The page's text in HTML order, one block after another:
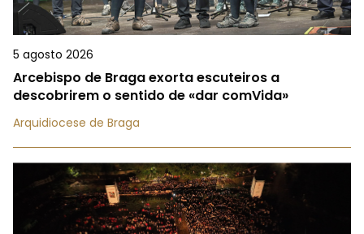
5 agosto 2026
Arcebispo de Braga exorta escuteiros a
descobrirem o sentido de «dar comVida»
Arquidiocese de Braga